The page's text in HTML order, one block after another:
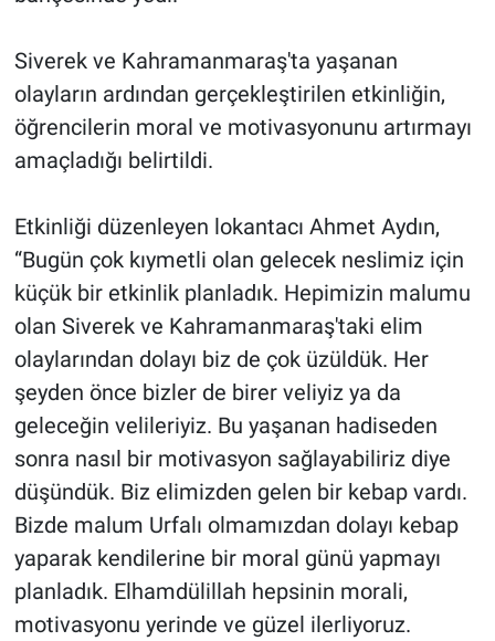
Siverek ve Kahramanmaraş'ta yaşanan
olayların ardından gerçekleştirilen etkinliğin,
öğrencilerin moral ve motivasyonunu artırmayı
amaçladığı belirtildi.
Etkinliği düzenleyen lokantacı Ahmet Aydın,
“Bugün çok kıymetli olan gelecek neslimiz için
küçük bir etkinlik planladık. Hepimizin malumu
olan Siverek ve Kahramanmaraş'taki elim
olaylarından dolayı biz de çok üzüldük. Her
şeyden önce bizler de birer veliyiz ya da
geleceğin velileriyiz. Bu yaşanan hadiseden
sonra nasıl bir motivasyon sağlayabiliriz diye
düşündük. Biz elimizden gelen bir kebap vardı.
Bizde malum Urfalı olmamızdan dolayı kebap
yaparak kendilerine bir moral günü yapmayı
planladık. Elhamdülillah hepsinin morali,
motivasyonu yerinde ve güzel ilerliyoruz.